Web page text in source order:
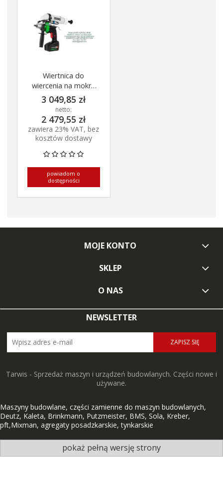
Wiertnica do
wiercenia na mokro
END 40 A z
ładowarką
3 049,85 zł
netto:
2 479,55 zł
zawiera 23% VAT, bez
kosztów dostawy
powiadom o
dostępności
MOJE KONTO
SKLEP
O NAS
NEWSLETTER
ZAPISZ SIĘ
Tarwis - Sprzedaż maszyn i urządzeń budowlanych. Części nowe i
używane.
Maszyny budowlane, części zamienne do maszyn budowlanych,
Deutz, Kaleta, Brinkmann, Putzmeister, BMS, Sola, Kreber,
pft,Mixman, agregaty posadzkarskie, tynkarskie
pokaż pełną wersję strony